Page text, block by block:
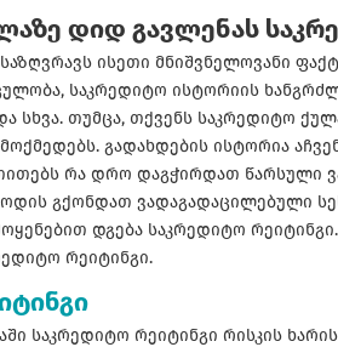
დიდ გავლენას
ისეთი მნიშვნელოვანი
საკრედიტო ისტორიის
სხვა. თუმცა, თქვენს საკრედიტო
გადახდების ისტორია
რა დრო დაგჭირდათ წარსული
გქონდათ ვადაგადაცილებული
დგება საკრედიტო
რეიტინგი.
საკრედიტო რეიტინგი რისკის